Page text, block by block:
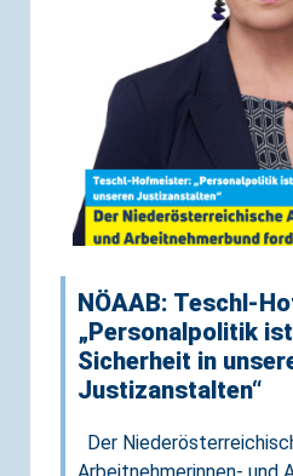
NÖAAB: Teschl-
„Personalpolitik
Sicherheit in
Justizanstalten“
Der